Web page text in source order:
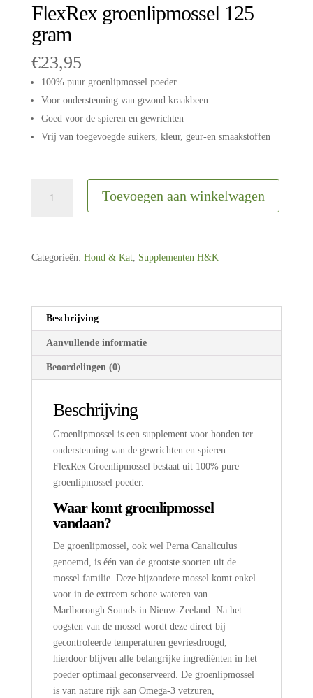
FlexRex groenlipmossel 125
gram
€23,95
100% puur groenlipmossel poeder
Voor ondersteuning van gezond kraakbeen
Goed voor de spieren en gewrichten
Vrij van toegevoegde suikers, kleur, geur-en smaakstoffen
groenlipmossel
Toevoegen aan winkelwagen
Categorieën: Hond & Kat, Supplementen H&K
Beschrijving
Aanvullende informatie
Beoordelingen (0)
Beschrijving
Groenlipmossel is een supplement voor honden ter
ondersteuning van de gewrichten en spieren.
FlexRex Groenlipmossel bestaat uit 100% pure
groenlipmossel poeder.
Waar komt groenlipmossel
vandaan?
De groenlipmossel, ook wel Perna Canaliculus
genoemd, is één van de grootste soorten uit de
mossel familie. Deze bijzondere mossel komt enkel
voor in de extreem schone wateren van
Marlborough Sounds in Nieuw-Zeeland. Na het
oogsten van de mossel wordt deze direct bij
gecontroleerde temperaturen gevriesdroogd,
hierdoor blijven alle belangrijke ingrediënten in het
poeder optimaal geconserveerd. De groenlipmossel
is van nature rijk aan Omega-3 vetzuren,